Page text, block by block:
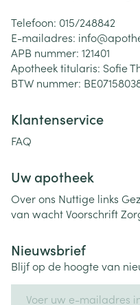
Telefoon: 015/248842
E-mailadres: info@
APB nummer: 121401
Apotheek titularis: Sofie
BTW nummer:
Klantenservice
FAQ
Uw apotheek
Over ons Nuttige links
van wachtVoorschrift
Nieuwsbrief
Blijf op de hoogte van